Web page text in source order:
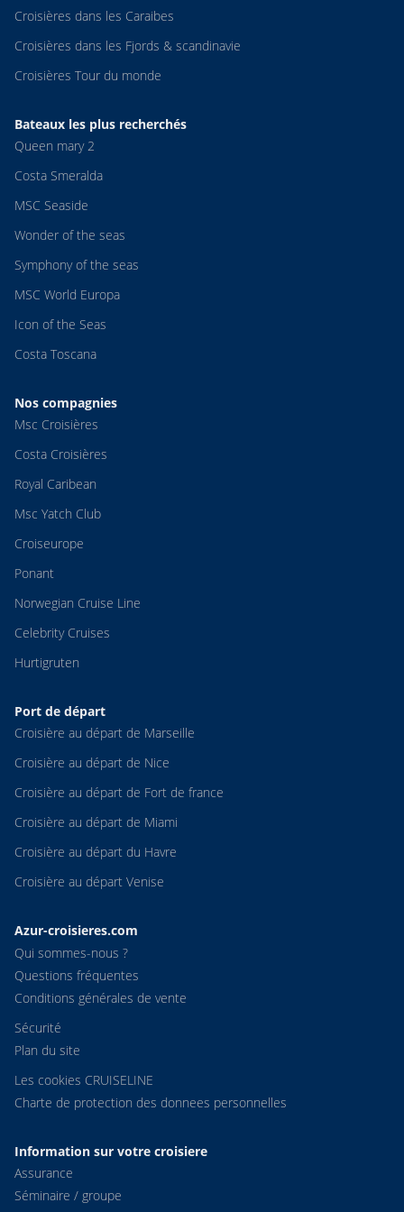
Croisières dans les Caraibes
Croisières dans les Fjords & scandinavie
Croisières Tour du monde
Bateaux les plus recherchés
Queen mary 2
Costa Smeralda
MSC Seaside
Wonder of the seas
Symphony of the seas
MSC World Europa
Icon of the Seas
Costa Toscana
Nos compagnies
Msc Croisières
Costa Croisières
Royal Caribean
Msc Yatch Club
Croiseurope
Ponant
Norwegian Cruise Line
Celebrity Cruises
Hurtigruten
Port de départ
Croisière au départ de Marseille
Croisière au départ de Nice
Croisière au départ de Fort de france
Croisière au départ de Miami
Croisière au départ du Havre
Croisière au départ Venise
Azur-croisieres.com
Qui sommes-nous ?
Questions fréquentes
Conditions générales de vente
Sécurité
Plan du site
Les cookies CRUISELINE
Charte de protection des donnees personnelles
Information sur votre croisiere
Assurance
Séminaire / groupe